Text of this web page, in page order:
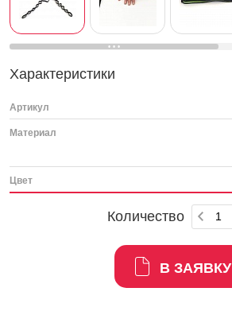
Характеристики
Артикул
Материал
Цвет
Количество
В ЗАЯВКУ